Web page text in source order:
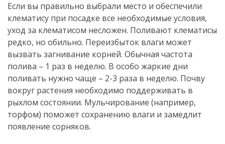
Если вы правильно выбрали место и обеспечили
клематису при посадке все необходимые условия,
уход за клематисом несложен. Поливают клематисы
редко, но обильно. Переизбыток влаги может
вызвать загнивание корней. Обычная частота
полива – 1 раз в неделю. В особо жаркие дни
поливать нужно чаще – 2-3 раза в неделю. Почву
вокруг растения необходимо поддерживать в
рыхлом состоянии. Мульчирование (например,
торфом) поможет сохранению влаги и замедлит
появление сорняков.